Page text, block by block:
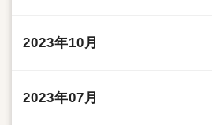
2023年10月
2023年07月